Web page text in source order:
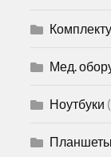
Мед.
Ноутбуки
Планшеты